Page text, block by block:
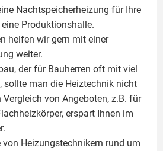
Nachtspeicherheizung für Ihre
Produktionshalle.
helfen wir gern mit einer
weiter.
der für Bauherren oft mit viel
sollte man die Heiztechnik nicht
von Angeboten, z.B. für
, erspart Ihnen im
Heizungstechnikern rund um